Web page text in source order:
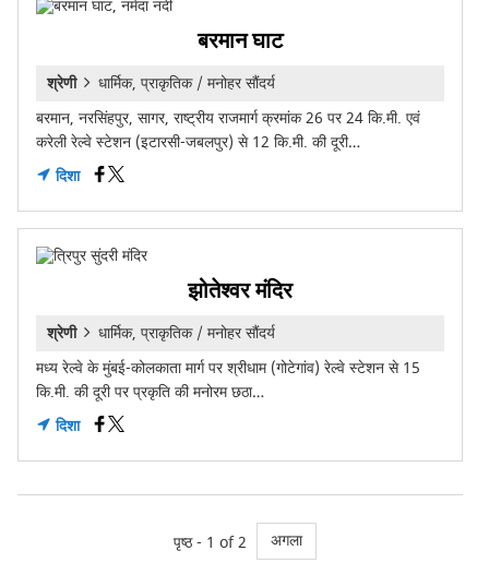
बरमान घाट
श्रेणी
धार्मिक, प्राकृतिक / मनोहर सौंदर्य
बरमान, नरसिंहपुर, सागर, राष्ट्रीय राजमार्ग क्रमांक 26 पर 24 कि.मी. एवं
करेली रेल्वे स्टेशन (इटारसी-जबलपुर) से 12 कि.मी. की दूरी…
दिशा
झोतेश्वर मंदिर
श्रेणी
धार्मिक, प्राकृतिक / मनोहर सौंदर्य
मध्य रेल्वे के मुंबई-कोलकाता मार्ग पर श्रीधाम (गोटेगांव) रेल्वे स्टेशन से 15
कि.मी. की दूरी पर प्रकृति की मनोरम छठा…
दिशा
पृष्ठ - 1 of 2 अगला